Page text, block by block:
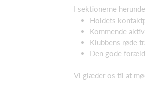
I sektionerne
Holdets
Kommende
Klubbens røde
Den gode
Vi glæder os til at